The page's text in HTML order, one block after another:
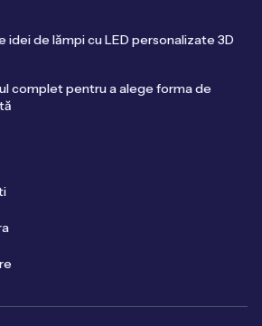
idei de lămpi cu LED personalizate 3D
complet pentru a alege forma de